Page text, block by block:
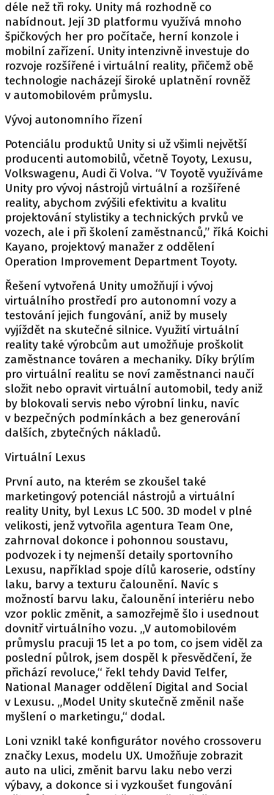
FIA CEZ & POHÁRY
MEZINÁRODNÍ SCÉNA
SLEDUJTE NÁS NA|
Máte příběh, fotku nebo video?
Pošlete e-mail na autoroad.cz
ETICKÝ KODEX
KONTAKT
VYDAVATEL
INZERCE
OSOBNÍ ÚDAJE / COOKIES
Provozovatelem serveru autoroad.cz je
INCORP MEDIA GROUP s.r.o., IČ: 118 23 054
déle než tři roky. Unity má rozhodně co
nabídnout. Její 3D platformu využívá mnoho
špičkových her pro počítače, herní konzole i
mobilní zařízení. Unity intenzivně investuje do
rozvoje rozšířené i virtuální reality, přičemž obě
technologie nacházejí široké uplatnění rovněž
v automobilovém průmyslu.
Vývoj autonomního řízení
Potenciálu produktů Unity si už všimli největší
producenti automobilů, včetně Toyoty, Lexusu,
Volkswagenu, Audi či Volva. “V Toyotě využíváme
Unity pro vývoj nástrojů virtuální a rozšířené
reality, abychom zvýšili efektivitu a kvalitu
projektování stylistiky a technických prvků ve
vozech, ale i při školení zaměstnanců,” říká Koichi
Kayano, projektový manažer z oddělení
Operation Improvement Department Toyoty.
Řešení vytvořená Unity umožňují i vývoj
virtuálního prostředí pro autonomní vozy a
testování jejich fungování, aniž by musely
vyjíždět na skutečné silnice. Využití virtuální
reality také výrobcům aut umožňuje proškolit
zaměstnance továren a mechaniky. Díky brýlím
pro virtuální realitu se noví zaměstnanci naučí
složit nebo opravit virtuální automobil, tedy aniž
by blokovali servis nebo výrobní linku, navíc
v bezpečných podmínkách a bez generování
dalších, zbytečných nákladů.
Virtuální Lexus
První auto, na kterém se zkoušel také
marketingový potenciál nástrojů a virtuální
reality Unity, byl Lexus LC 500. 3D model v plné
velikosti, jenž vytvořila agentura Team One,
zahrnoval dokonce i pohonnou soustavu,
podvozek i ty nejmenší detaily sportovního
Lexusu, například spoje dílů karoserie, odstíny
laku, barvy a texturu čalounění. Navíc s
možností barvu laku, čalounění interiéru nebo
vzor poklic změnit, a samozřejmě šlo i usednout
dovnitř virtuálního vozu. „V automobilovém
průmyslu pracuji 15 let a po tom, co jsem viděl za
poslední půlrok, jsem dospěl k přesvědčení, že
přichází revoluce,“ řekl tehdy David Telfer,
National Manager oddělení Digital and Social
v Lexusu. „Model Unity skutečně změnil naše
myšlení o marketingu,“ dodal.
Loni vznikl také konfigurátor nového crossoveru
značky Lexus, modelu UX. Umožňuje zobrazit
auto na ulici, změnit barvu laku nebo verzi
výbavy, a dokonce si i vyzkoušet fungování